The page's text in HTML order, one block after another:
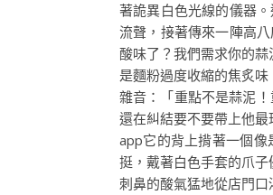
著詭異白色光線的儀器
流聲，接著傳來一陣高
酸味了？我們需求你的
是麵粉過度收縮的焦炙
雜音：「重點不是蒜泥
還在糾結要不要帶上他
app它的背上揹著一個
挺，戴著白色手套的爪
刺鼻的酸氣猛地從店門